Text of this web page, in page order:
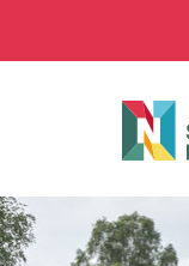
Studieren
in